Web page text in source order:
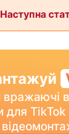
Наступна
для TikTok